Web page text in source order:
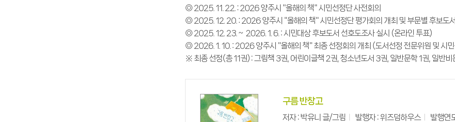
◎ 2025. 11. 22. : 2026 양주시 "올해의 책" 시민선정단 사전회의
◎ 2025. 12. 20. : 2026 양주시 "올해의 책" 시민선정단 평가회의 개최 및 부문별 후보도
◎ 2025. 12. 23. ~ 2026. 1. 6. : 시민대상 후보도서 선호도조사 실시 (온라인 투표)
◎ 2026. 1. 10. : 2026 양주시 "올해의 책" 최종 선정회의 개최 (도서선정 전문위원 및 시
※ 최종 선정(총 11권) : 그림책 3권, 어린이글책 2권, 청소년도서 3권, 일반문학 1권, 일반비
구름 반창고
저자 : 박유니 글/그림 발행자 : 위즈덤하우스
발행연